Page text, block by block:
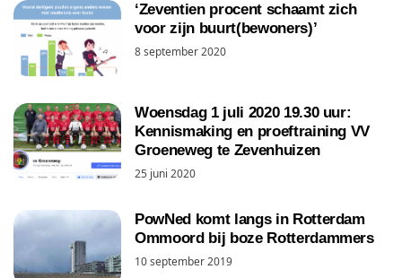
‘Zeventien procent schaamt zich
voor zijn buurt(bewoners)’
8 september 2020
Woensdag 1 juli 2020 19.30 uur:
Kennismaking en proeftraining VV
Groeneweg te Zevenhuizen
25 juni 2020
PowNed komt langs in Rotterdam
Ommoord bij boze Rotterdammers
10 september 2019